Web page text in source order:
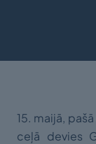
15. maijā,
ceļā devies